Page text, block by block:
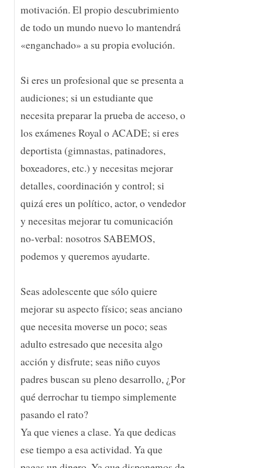
motivación. El propio descubrimiento
de todo un mundo nuevo lo mantendrá
«enganchado» a su propia evolución.
Si eres un profesional que se presenta a
audiciones; si un estudiante que
necesita preparar la prueba de acceso, o
los exámenes Royal o ACADE; si eres
deportista (gimnastas, patinadores,
boxeadores, etc.) y necesitas mejorar
detalles, coordinación y control; si
quizá eres un político, actor, o vendedor
y necesitas mejorar tu comunicación
no-verbal: nosotros SABEMOS,
podemos y queremos ayudarte.
Seas adolescente que sólo quiere
mejorar su aspecto físico; seas anciano
que necesita moverse un poco; seas
adulto estresado que necesita algo
acción y disfrute; seas niño cuyos
padres buscan su pleno desarrollo, ¿Por
qué derrochar tu tiempo simplemente
pasando el rato?
Ya que vienes a clase. Ya que dedicas
ese tiempo a esa actividad. Ya que